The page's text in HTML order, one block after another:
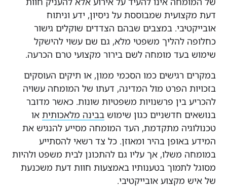
מינוי בית המשפט
מגבלת מגוון:הסתמכות על מאגר מומחים
ביורוקרטיה:תהליכים ארוכים ומורכבים
עלויות מערכתיות: השקעה ממשלתית
גדולה
גמישות מוגבלת:קושי במקרים מיוחדים
סיכון לקיפאון:מומחים שמרניים
בדעותיהם
פוטנציאל ליישום
פי המחקרים שנסקרו, שילוב הדרגתי של מודל
את יעילות הדיונים ואיכות ההחלטות,
שמירה על היתרונות של מערכות קיימות.
הנתונים על Hot Tubbing מבוססים על
ודוחות מאוסטרליה ובריטניה שנמצאו
ציבוריים שונים באינטרנט.
אמינות אישית:בדיקת מוניטין והתנהגות
בבית המשפט
עדכניות:וידוא שהמומחה מעודכן
בחידושים בתחומו
סטטיסטיקות לזכור
85%- השפעה על הכרעת דין (נתון מישראל)
95%
- שביעות רצון שופטים מ-Hot
Tubbing
30%- חיסכון בזמן בשיטות חדשניות
היוועצות עם מומחים משפטיים בתחום
מעקב אחר חידושים בפסיקה הישראלית
והבינלאומית
השתתפות בכנסים וסמינרים מקצועיים
תודה על הקריאה!
מחקר השוואתי זה נועד לספק מבט כללי על
למידע מדויק ועדכני יש להתייעץ עם מומחים
משפטיים
שמבוססת על ניסיון, ידע וניתוח
במצבים שבהם הצדדים שוקלים גישור
להליך משפטי מלא, גם שם עשוי להישקל
מומחה לשם בירור מקצועי טרם הכרעה.
כמו הסכמי ממון, או תיקים העוסקים
הפרט מול המדינה, דעתו של המומחה עשויה
פרשנויות משפטיות שונות. כאשר מדובר
חדשניים כגון שימושבבינה מלאכותית או
מתקדמת, העד המומחה מסייע להנגיש את
בהיר ומאוזן. כל צד רשאי להסתייע
משלו, אך עליו גם להתכונן לבית משפט ולהיות
בטענותיו באמצעות חוות דעת משכנעת
אובייקטיבי.